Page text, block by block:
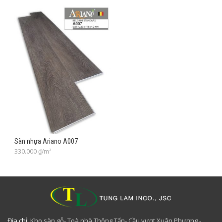
Sàn nhựa Ariano A007
330.000₫/m²